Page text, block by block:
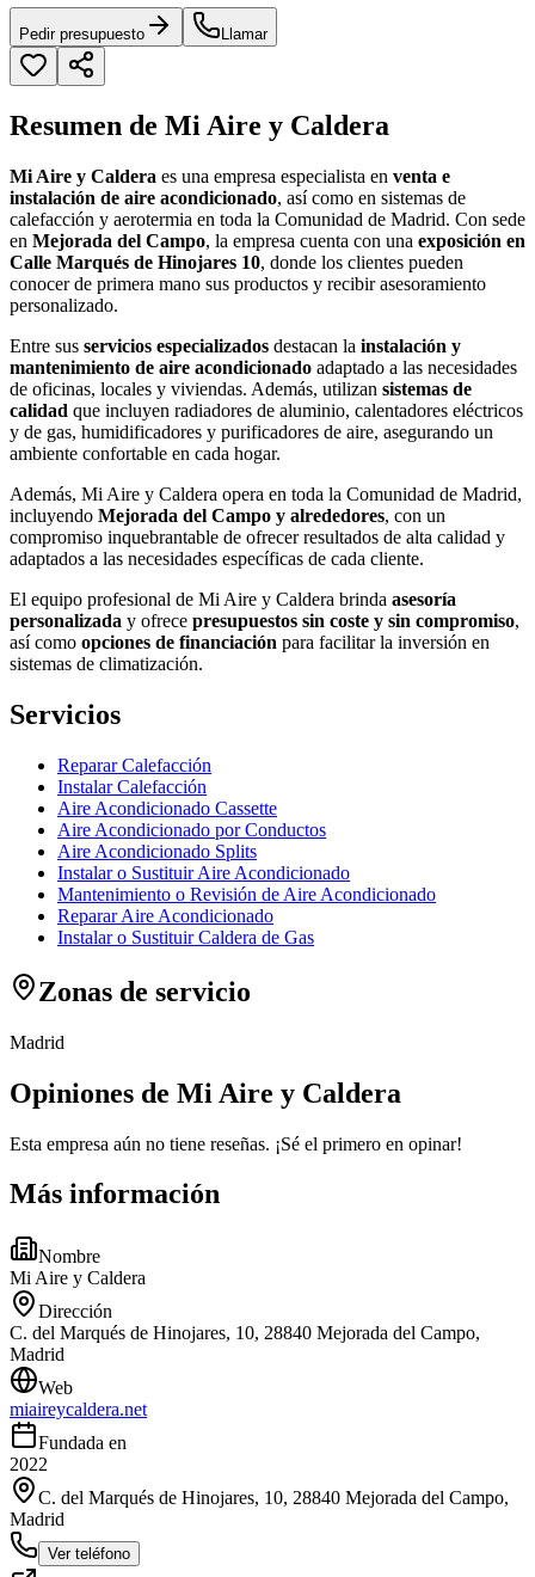
Pedir presupuesto Llamar
Resumen de Mi Aire y Caldera
Mi Aire y Caldera es una empresa especialista en venta e
instalación de aire acondicionado, así como en sistemas de
calefacción y aerotermia en toda la Comunidad de Madrid. Con sede
en Mejorada del Campo, la empresa cuenta con una exposición en
Calle Marqués de Hinojares 10, donde los clientes pueden
conocer de primera mano sus productos y recibir asesoramiento
personalizado.
Entre sus servicios especializados destacan la instalación y
mantenimiento de aire acondicionado adaptado a las necesidades
de oficinas, locales y viviendas. Además, utilizan sistemas de
calidad que incluyen radiadores de aluminio, calentadores eléctricos
y de gas, humidificadores y purificadores de aire, asegurando un
ambiente confortable en cada hogar.
Además, Mi Aire y Caldera opera en toda la Comunidad de Madrid,
incluyendo Mejorada del Campo y alrededores, con un
compromiso inquebrantable de ofrecer resultados de alta calidad y
adaptados a las necesidades específicas de cada cliente.
El equipo profesional de Mi Aire y Caldera brinda asesoría
personalizada y ofrece presupuestos sin coste y sin compromiso,
así como opciones de financiación para facilitar la inversión en
sistemas de climatización.
Servicios
Reparar Calefacción
Instalar Calefacción
Aire Acondicionado Cassette
Aire Acondicionado por Conductos
Aire Acondicionado Splits
Instalar o Sustituir Aire Acondicionado
Mantenimiento o Revisión de Aire Acondicionado
Reparar Aire Acondicionado
Instalar o Sustituir Caldera de Gas
Zonas de servicio
Madrid
Opiniones de Mi Aire y Caldera
Esta empresa aún no tiene reseñas. ¡Sé el primero en opinar!
Más información
Nombre
Mi Aire y Caldera
Dirección
C. del Marqués de Hinojares, 10, 28840 Mejorada del Campo,
Madrid
Web
miaireycaldera.net
Fundada en
2022
C. del Marqués de Hinojares, 10, 28840 Mejorada del Campo,
Madrid
Ver teléfono